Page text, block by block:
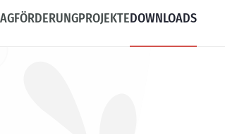
FÖRDERUNGPROJEKTEDOWNLOADS